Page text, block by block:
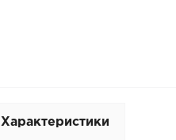
Характеристики